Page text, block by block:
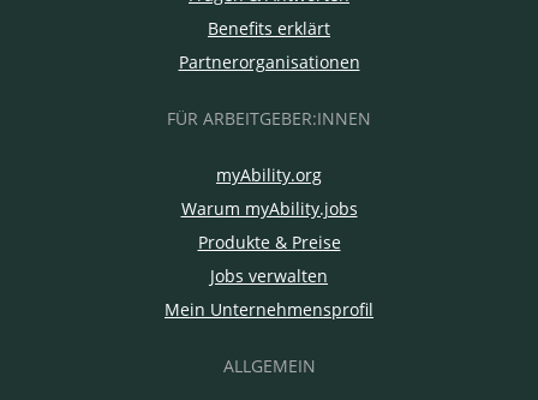
Benefits erklärt
Partnerorganisationen
FÜR ARBEITGEBER:INNEN
myAbility.org
Warum myAbility.jobs
Produkte & Preise
Jobs verwalten
Mein Unternehmensprofil
ALLGEMEIN